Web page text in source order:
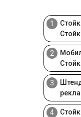
1
2
3
4